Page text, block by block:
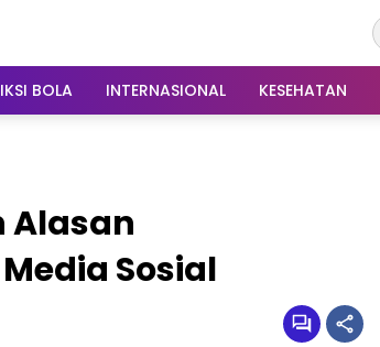
BOLA INTERNASIONAL KESEHATAN
Alasan
Sosial